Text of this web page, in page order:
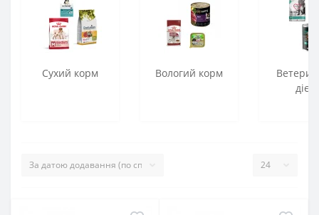
Сухий корм Вологий корм